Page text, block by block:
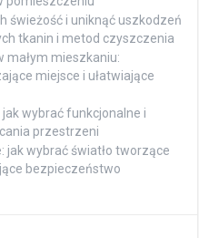
świeżość i uniknąć uszkodzeń
tkanin i metod czyszczenia
małym mieszkaniu:
miejsce i ułatwiające
jak wybrać funkcjonalne i
przestrzeni
jak wybrać światło tworzące
bezpieczeństwo